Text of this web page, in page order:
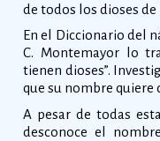
de todos los dioses
En el Diccionario del
C. Montemayor lo
tienen dioses”.
que su nombre quiere
A pesar de todas
desconoce el